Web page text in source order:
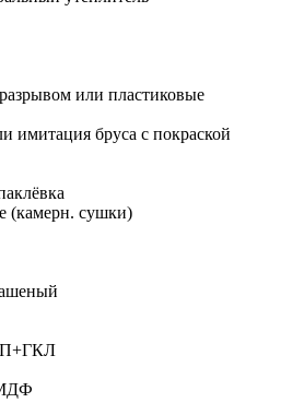
или пластиковые
имитация бруса с покраской
(камерн. сушки)